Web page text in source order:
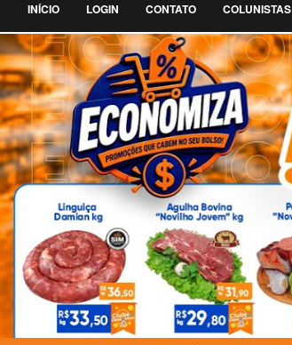
INÍCIO LOGIN CONTATO COLUNISTAS